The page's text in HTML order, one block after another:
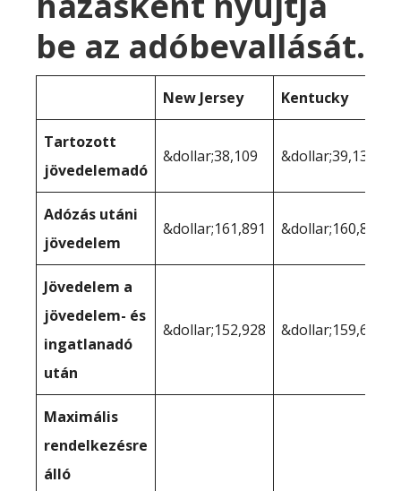
be az adóbevallását.
New Jersey Kentucky
Tartozott
jövedelemadó
&dollar;38,109 &dollar;39,136
Adózás utáni
jövedelem
&dollar;161,891 &dollar;160,864
Jövedelem a
jövedelem- és
ingatlanadó
után
&dollar;152,928 &dollar;159,658
Maximális
rendelkezésre
álló